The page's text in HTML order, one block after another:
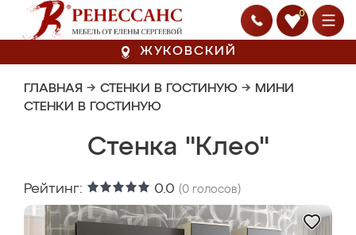
0
ЖУКОВСКИЙ
ГЛАВНАЯ → СТЕНКИ В ГОСТИНУЮ → МИНИ
СТЕНКИ В ГОСТИНУЮ
Стенка "Клео"
Рейтинг: 0.0 (0 голосов)